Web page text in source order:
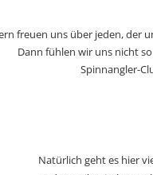
freuen uns über jeden, der
Dann fühlen wir uns nicht
Spinnangler-
Natürlich geht es hier